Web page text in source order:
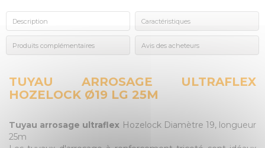
Description Caractéristiques
Produits complémentaires Avis des acheteurs
TUYAU ARROSAGE ULTRAFLEX
HOZELOCK Ø19 LG 25M
Tuyau arrosage ultraflex Hozelock Diamètre 19, longueur
25m